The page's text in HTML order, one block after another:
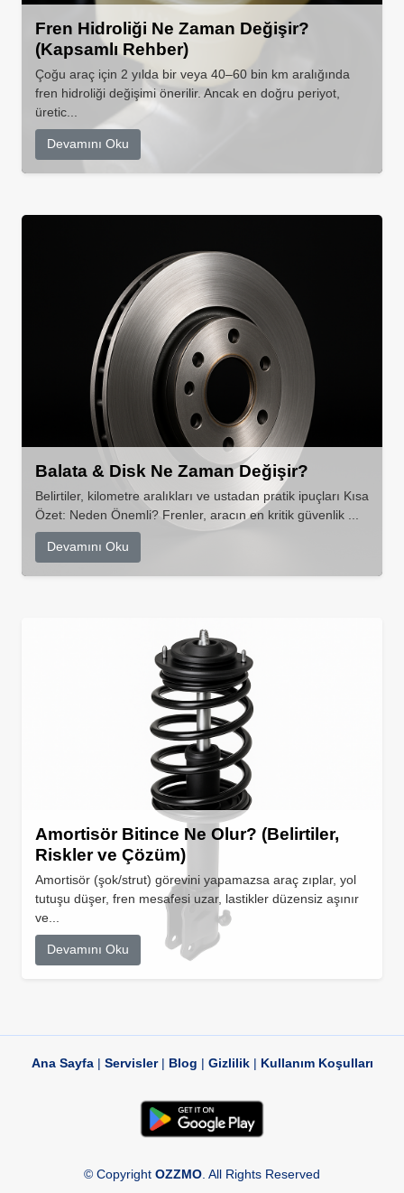
Fren Hidroliği Ne Zaman Değişir?
(Kapsamlı Rehber)
Çoğu araç için 2 yılda bir veya 40–60 bin km aralığında
fren hidroliği değişimi önerilir. Ancak en doğru periyot,
üretic...
Devamını Oku
Balata & Disk Ne Zaman Değişir?
Belirtiler, kilometre aralıkları ve ustadan pratik ipuçları Kısa
Özet: Neden Önemli? Frenler, aracın en kritik güvenlik ...
Devamını Oku
Amortisör Bitince Ne Olur? (Belirtiler,
Riskler ve Çözüm)
Amortisör (şok/strut) görevini yapamazsa araç zıplar, yol
tutuşu düşer, fren mesafesi uzar, lastikler düzensiz aşınır
ve...
Devamını Oku
Ana Sayfa| Servisler| Blog | Gizlilik| Kullanım Koşulları
© Copyright OZZMO . All Rights Reserved